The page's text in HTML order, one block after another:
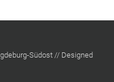
Südost // Designed